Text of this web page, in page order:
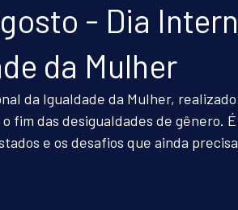
- Dia
da Mulher
da Igualdade da Mulher,
fim das desigualdades de gênero.
e os desafios que ainda